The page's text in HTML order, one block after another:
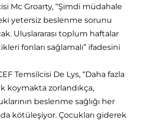
Mc Groarty, “Şimdi müdahale
yetersiz beslenme sorunu
Uluslararası toplum haftalar
fonları sağlamalı” ifadesini
Temsilcisi De Lys, “Daha fazla
koymakta zorlandıkça,
beslenme sağlığı her
kötüleşiyor. Çocukları giderek